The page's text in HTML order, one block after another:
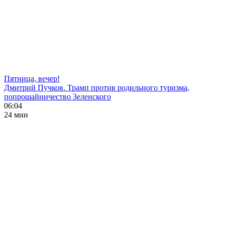
Пятница, вечер!
Дмитрий Пучков. Трамп против родильного туризма,
попрошайничество Зеленского
06:04
24 мин